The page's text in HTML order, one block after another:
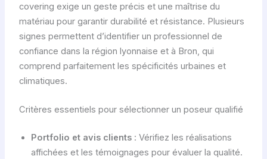
covering exige un geste précis et une maîtrise du
matériau pour garantir durabilité et résistance. Plusieurs
signes permettent d’identifier un professionnel de
confiance dans la région lyonnaise et à Bron, qui
comprend parfaitement les spécificités urbaines et
climatiques.
Critères essentiels pour sélectionner un poseur qualifié
Portfolio et avis clients: Vérifiez les réalisations
affichées et les témoignages pour évaluer la qualité.